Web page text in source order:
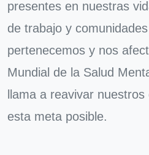
presentes en nuestras
de trabajo y
pertenecemos y nos
Mundial de la Salud
llama a reavivar
esta meta posible.